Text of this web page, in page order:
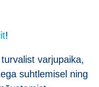
!
varjupaika,
suhtlemisel ning